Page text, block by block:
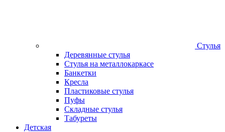
Стулья
Деревянные стулья
Стулья на металлокаркасе
Банкетки
Кресла
Пластиковые стулья
Пуфы
Складные стулья
Табуреты
Детская